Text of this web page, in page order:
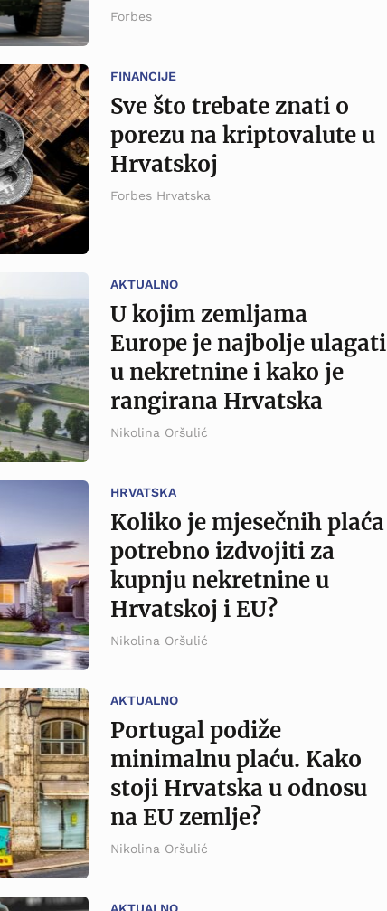
Forbes
FINANCIJE
Sve što trebate znati o
porezu na kriptovalute u
Hrvatskoj
Forbes Hrvatska
AKTUALNO
U kojim zemljama
Europe je najbolje ulagati
u nekretnine i kako je
rangirana Hrvatska
Nikolina Oršulić
HRVATSKA
Koliko je mjesečnih plaća
potrebno izdvojiti za
kupnju nekretnine u
Hrvatskoj i EU?
Nikolina Oršulić
AKTUALNO
Portugal podiže
minimalnu plaću. Kako
stoji Hrvatska u odnosu
na EU zemlje?
Nikolina Oršulić